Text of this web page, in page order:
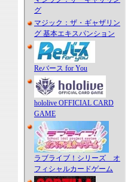
グ
マジック：ザ・ギャザリン
グ 基本エキスパンション
Reバース for You
hololive OFFICIAL CARD
GAME
ラブライブ！シリーズ オ
フィシャルカードゲーム